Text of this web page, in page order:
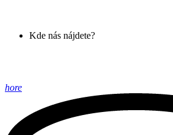
Kde nás nájdete?
hore